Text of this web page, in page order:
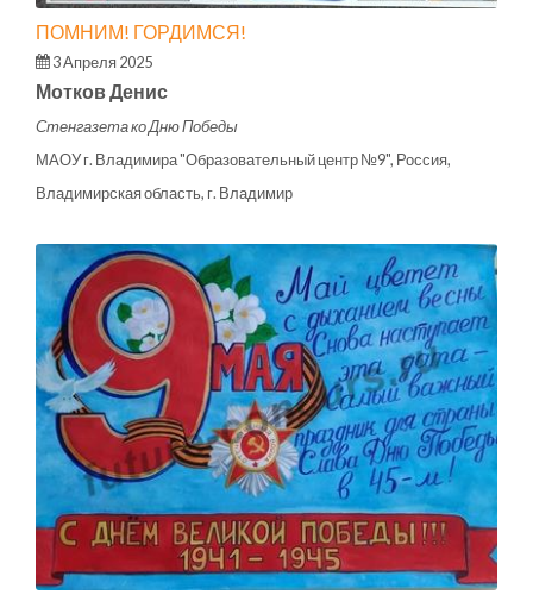
ПОМНИМ! ГОРДИМСЯ!
3 Апреля 2025
Мотков Денис
Стенгазета ко Дню Победы
МАОУ г. Владимира "Образовательный центр №9", Россия,
Владимирская область, г. Владимир